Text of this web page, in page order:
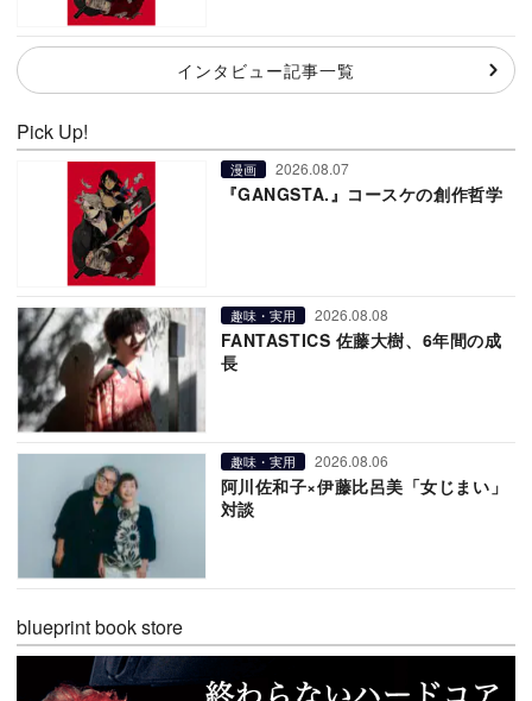
インタビュー記事一覧
Pick Up!
漫画 2026.08.07
『GANGSTA.』コースケの創作哲学
趣味・実用 2026.08.08
FANTASTICS 佐藤大樹、6年間の成
長
趣味・実用 2026.08.06
阿川佐和子×伊藤比呂美「女じまい」
対談
blueprint book store